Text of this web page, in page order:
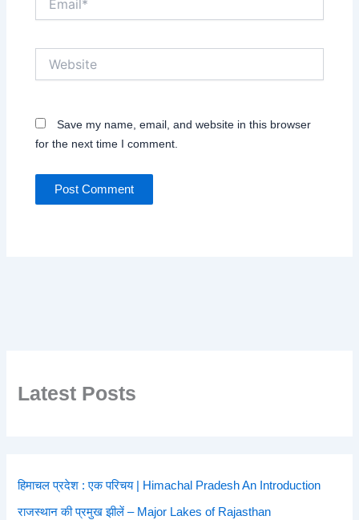
Save my name, email, and website in this browser
for the next time I comment.
Latest Posts
हिमाचल प्रदेश : एक परिचय | Himachal Pradesh An Introduction
राजस्थान की प्रमुख झीलें – Major Lakes of Rajasthan